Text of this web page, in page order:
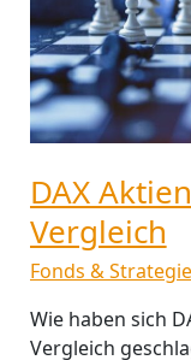
DAX
Vergleich
Fonds & Strategie
Wie haben sich
Vergleich